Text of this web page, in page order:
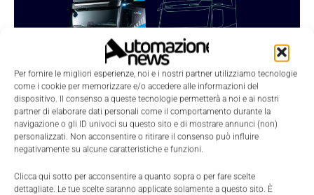
Per fornire le migliori esperienze, noi e i nostri partner utilizziamo tecnologie
come i cookie per memorizzare e/o accedere alle informazioni del
dispositivo. Il consenso a queste tecnologie permetterà a noi e ai nostri
partner di elaborare dati personali come il comportamento durante la
navigazione o gli ID univoci su questo sito e di mostrare annunci (non)
personalizzati. Non acconsentire o ritirare il consenso può influire
negativamente su alcune caratteristiche e funzioni.
Clicca qui sotto per acconsentire a quanto sopra o per fare scelte
dettagliate. Le tue scelte saranno applicate solamente a questo sito. È
Featured
Siemens con il suo Xcelerator supporta
Daimler Truck per lo sviluppo di camion e
Nicoletta Buora 3 Aprile 2023